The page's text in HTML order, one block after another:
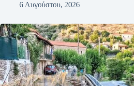
6 Αυγούστου, 2026